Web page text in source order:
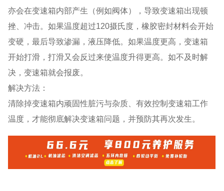
亦会在变速箱内部产生（例如阀体），导致变速箱出现顿
挫、冲击。如果温度超过120摄氏度，橡胶密封材料会开始
变硬，最后导致渗漏，液压降低。如果温度更高，变速箱
开始打滑，打滑又会反过来使温度升得更高。如不及时解
决，变速箱就会报废。
解决方法：
清除掉变速箱内顽固性脏污与杂质、有效控制变速箱工作
温度，才能彻底解决变速箱问题，并预防其再次发生。